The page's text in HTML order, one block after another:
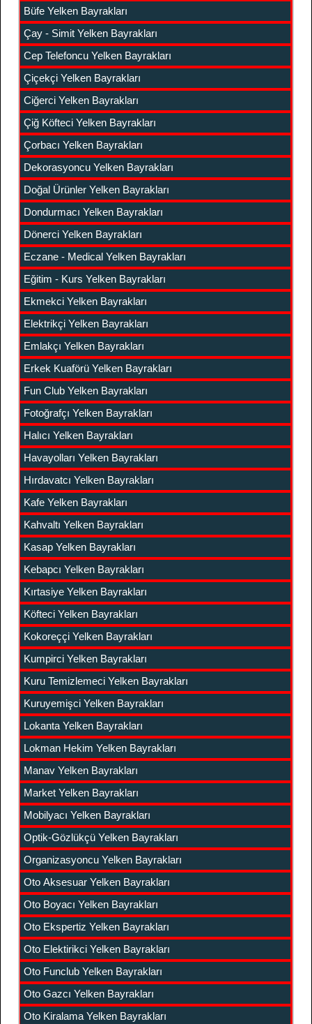
Büfe Yelken Bayrakları
Çay - Simit Yelken Bayrakları
Cep Telefoncu Yelken Bayrakları
Çiçekçi Yelken Bayrakları
Ciğerci Yelken Bayrakları
Çiğ Köfteci Yelken Bayrakları
Çorbacı Yelken Bayrakları
Dekorasyoncu Yelken Bayrakları
Doğal Ürünler Yelken Bayrakları
Dondurmacı Yelken Bayrakları
Dönerci Yelken Bayrakları
Eczane - Medical Yelken Bayrakları
Eğitim - Kurs Yelken Bayrakları
Ekmekci Yelken Bayrakları
Elektrikçi Yelken Bayrakları
Emlakçı Yelken Bayrakları
Erkek Kuaförü Yelken Bayrakları
Fun Club Yelken Bayrakları
Fotoğrafçı Yelken Bayrakları
Halıcı Yelken Bayrakları
Havayolları Yelken Bayrakları
Hırdavatcı Yelken Bayrakları
Kafe Yelken Bayrakları
Kahvaltı Yelken Bayrakları
Kasap Yelken Bayrakları
Kebapcı Yelken Bayrakları
Kırtasiye Yelken Bayrakları
Köfteci Yelken Bayrakları
Kokoreççi Yelken Bayrakları
Kumpirci Yelken Bayrakları
Kuru Temizlemeci Yelken Bayrakları
Kuruyemişci Yelken Bayrakları
Lokanta Yelken Bayrakları
Lokman Hekim Yelken Bayrakları
Manav Yelken Bayrakları
Market Yelken Bayrakları
Mobilyacı Yelken Bayrakları
Optik-Gözlükçü Yelken Bayrakları
Organizasyoncu Yelken Bayrakları
Oto Aksesuar Yelken Bayrakları
Oto Boyacı Yelken Bayrakları
Oto Ekspertiz Yelken Bayrakları
Oto Elektirikci Yelken Bayrakları
Oto Funclub Yelken Bayrakları
Oto Gazcı Yelken Bayrakları
Oto Kiralama Yelken Bayrakları